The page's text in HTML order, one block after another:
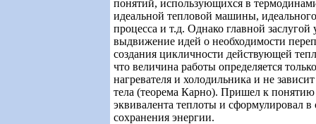
понятий, использующихся в
идеальной тепловой машины,
процесса и т.д. Однако главной заслугой
выдвижение идей о необходимости
создания цикличности действующей
что величина работы определяется
нагревателя и холодильника и не
тела (теорема Карно). Пришел к понятию
эквивалента теплоты и сформулировал
сохранения энергии.